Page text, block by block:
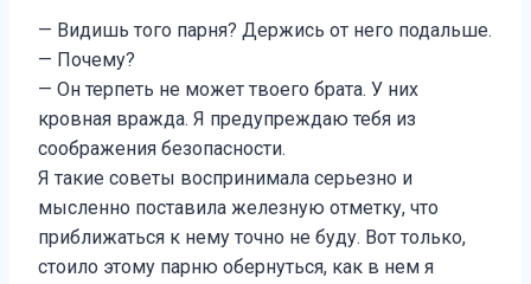
— Видишь того парня? Держись от него подальше.
— Почему?
— Он терпеть не может твоего брата. У них
кровная вражда. Я предупреждаю тебя из
соображения безопасности.
Я такие советы воспринимала серьезно и
мысленно поставила железную отметку, что
приближаться к нему точно не буду. Вот только,
стоило этому парню обернуться, как в нем я